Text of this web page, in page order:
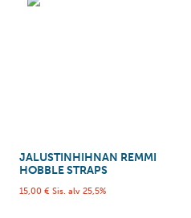
JALUSTINHIHNAN REMMI
HOBBLE STRAPS
15,00 € Sis. alv 25,5%